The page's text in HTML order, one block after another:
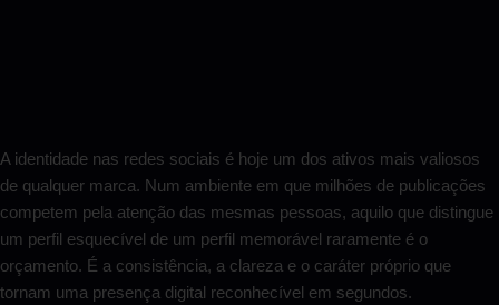
A identidade nas redes sociais é hoje um dos ativos mais valiosos
de qualquer marca. Num ambiente em que milhões de publicações
competem pela atenção das mesmas pessoas, aquilo que distingue
um perfil esquecível de um perfil memorável raramente é o
orçamento. É a consistência, a clareza e o caráter próprio que
tornam uma presença digital reconhecível em segundos.